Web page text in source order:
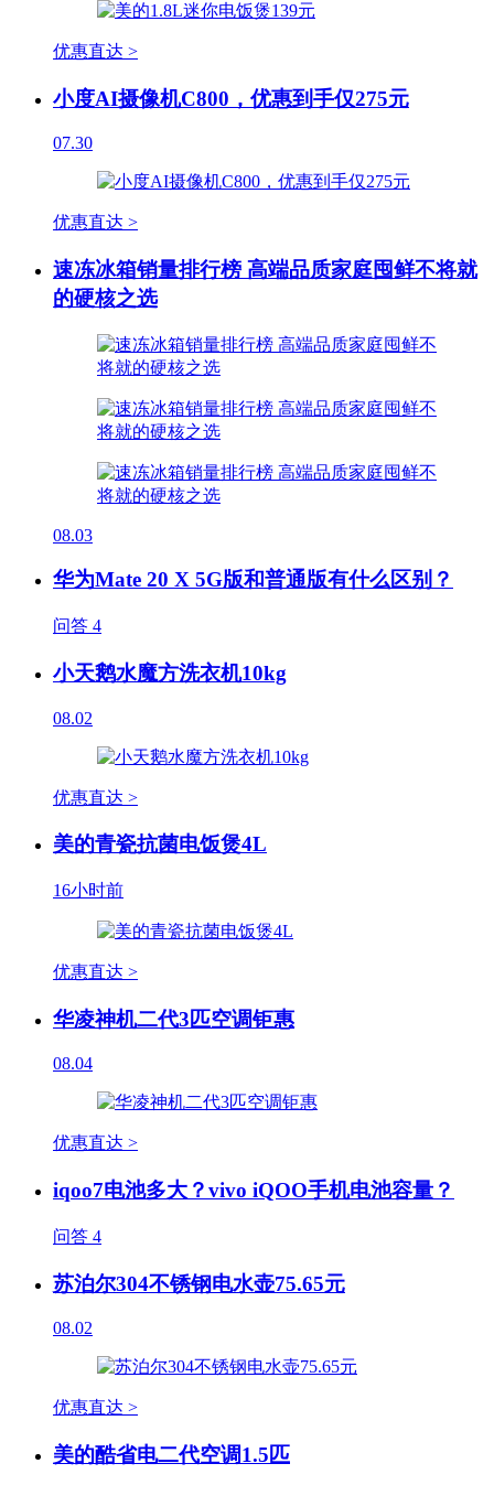
优惠直达 >
小度AI摄像机C800，优惠到手仅275元
07.30
优惠直达 >
速冻冰箱销量排行榜 高端品质家庭囤鲜不将就
的硬核之选
08.03
华为Mate 20 X 5G版和普通版有什么区别？
问答 4
小天鹅水魔方洗衣机10kg
08.02
优惠直达 >
美的青瓷抗菌电饭煲4L
16小时前
优惠直达 >
华凌神机二代3匹空调钜惠
08.04
优惠直达 >
iqoo7电池多大？vivo iQOO手机电池容量？
问答 4
苏泊尔304不锈钢电水壶75.65元
08.02
优惠直达 >
美的酷省电二代空调1.5匹